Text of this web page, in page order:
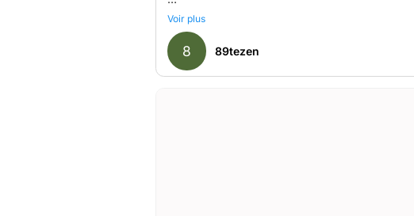
<p>Géocaches sur le parcours</p>
<p>Plus d&#39;informations</p>
Voir plus
8 89tezen